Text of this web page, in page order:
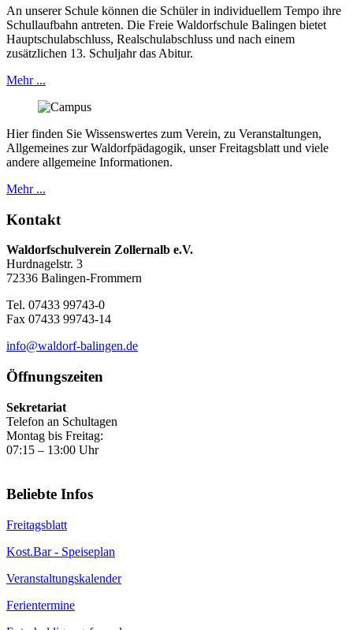
An unserer Schule können die Schüler in individuellem Tempo ihre
Schullaufbahn antreten. Die Freie Waldorfschule Balingen bietet
Hauptschulabschluss, Realschulabschluss und nach einem
zusätzlichen 13. Schuljahr das Abitur.
Mehr ...
Hier finden Sie Wissenswertes zum Verein, zu Veranstaltungen,
Allgemeines zur Waldorfpädagogik, unser Freitagsblatt und viele
andere allgemeine Informationen.
Mehr ...
Kontakt
Waldorfschulverein Zollernalb e.V.
Hurdnagelstr. 3
72336 Balingen-Frommern
Tel. 07433 99743-0
Fax 07433 99743-14
info@waldorf-balingen.de
Öffnungszeiten
Sekretariat
Telefon an Schultagen
Montag bis Freitag:
07:15 – 13:00 Uhr
Beliebte Infos
Freitagsblatt
Kost.Bar - Speiseplan
Veranstaltungskalender
Ferientermine